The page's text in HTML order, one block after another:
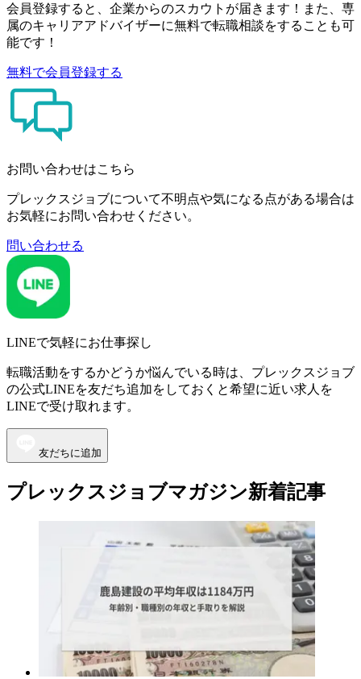
会員登録すると、企業からのスカウトが届きます！また、専
属のキャリアアドバイザーに無料で転職相談をすることも可
能です！
無料で会員登録する
お問い合わせはこちら
プレックスジョブについて不明点や気になる点がある場合は
お気軽にお問い合わせください。
問い合わせる
LINEで気軽にお仕事探し
転職活動をするかどうか悩んでいる時は、プレックスジョブ
の公式LINEを友だち追加をしておくと希望に近い求人を
LINEで受け取れます。
友だちに追加
プレックスジョブマガジン新着記事